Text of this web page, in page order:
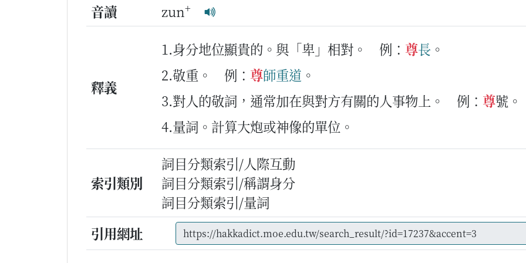
音讀 zun+
釋義
1.身分地位顯貴的。與「卑」相對。 例： 尊長 。
2.敬重。
例： 尊師重道 。
3.對人的敬詞，通常加在與對方有關的人事物上。
例： 尊號。
4.量詞。計算大炮或神像的單位。
索引類別
詞目分類索引/人際互動
詞目分類索引/稱謂身分
詞目分類索引/量詞
引用網址